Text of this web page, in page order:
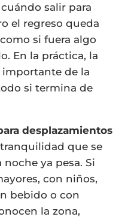
salir para
el regreso queda
si fuera algo
En la práctica, la
de la
si termina de
desplazamientos
que se
ya pesa. Si
con niños,
bebido o con
la zona,